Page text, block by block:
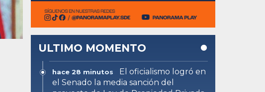
ULTIMO MOMENTO
hace 28 minutos
El oficialismo logró en
el Senado la media sanción del